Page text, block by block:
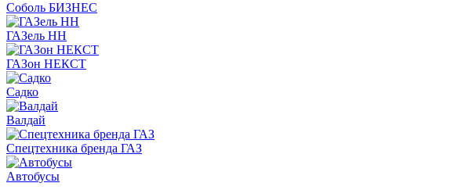
Соболь БИЗНЕС
ГАЗель НН
ГАЗон НЕКСТ
Садко
Валдай
Спецтехника бренда ГАЗ
Автобусы